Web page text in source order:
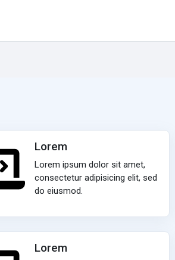
Lorem
Lorem ipsum dolor sit amet,
consectetur adipisicing elit, sed
do eiusmod.
Lorem